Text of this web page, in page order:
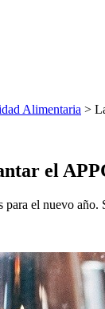
Alimentaria >
el
el nuevo año.